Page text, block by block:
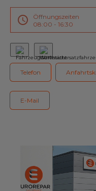
Angebote
Unser Sortiment
Kundenservice
Alle Werkstätten
Öffnungszeiten
08:00 - 16:30
Telefon
E-Mail